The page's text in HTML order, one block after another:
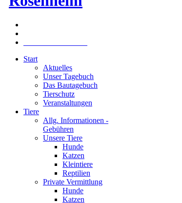
Start
Aktuelles
Unser Tagebuch
Das Bautagebuch
Tierschutz
Veranstaltungen
Tiere
Allg. Informationen -
Gebühren
Unsere Tiere
Hunde
Katzen
Kleintiere
Reptilien
Private Vermittlung
Hunde
Katzen